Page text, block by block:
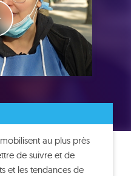
au plus près
de suivre et de
et les tendances de